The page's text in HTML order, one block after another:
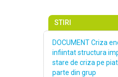
STIRI
DOCUMENT Criza
infiintat structura
stare de criza pe
parte din grup